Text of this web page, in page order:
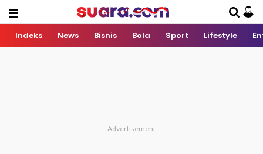
Indeks News Bisnis Bola Sport Lifestyle